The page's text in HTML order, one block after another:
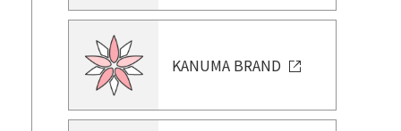
KANUMA BRAND